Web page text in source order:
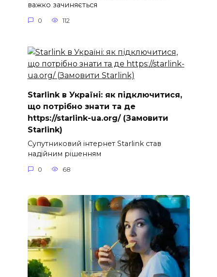
важко зачиняється
0 112
Starlink в Україні: як підключитися,
що потрібно знати та де
https://starlink-ua.org/ (Замовити
Starlink)
Супутниковий інтернет Starlink став
надійним рішенням
0 68